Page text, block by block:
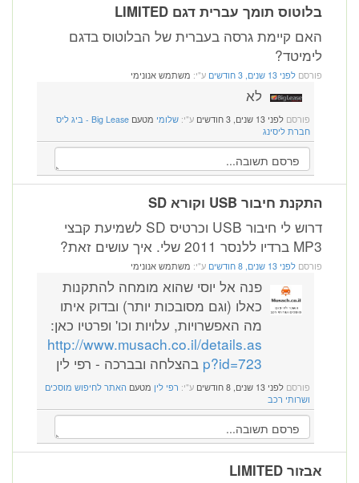
בלוטוס תומך עברית דגם LIMITED
האם קיימת גרסה בעברית של הבלוטוס בדגם
לימיטד?
פורסם לפני 13 שנים, 3 חודשים ע"י: משתמש אנונימי
לא
פורסם לפני 13 שנים, 3 חודשים ע"י: שלומי מטעם
Big Lease - ביג ליס
חברת ליסינג
התקנת חיבור USB וקורא SD
דרוש לי חיבור USB וכרטיס SD לשמיעת קבצי
MP3 ברדיו ללנסר 2011 שלי. איך עושים זאת?
פורסם לפני 13 שנים, 8 חודשים ע"י: משתמש אנונימי
פנה אל יוסי שהוא מומחה להתקנות
כאלו (וגם מסובכות יותר) ובדוק איתו
מה האפשרויות, עלויות וכו' ופרטיו כאן:
http://www.musach.co.il/details.as
p?id=723 בהצלחה ובברכה - רפי לין
פורסם לפני 13 שנים, 8 חודשים ע"י: רפי לין מטעם האתר לחיפוש מוסכים
ושרותי רכב
אבזור LIMITED